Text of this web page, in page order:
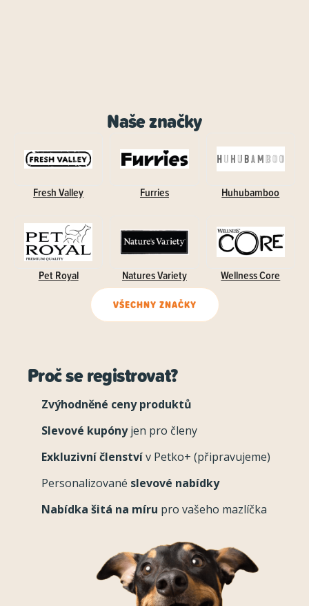
Naše značky
Fresh Valley Furries Huhubamboo
Pet Royal Natures Variety Wellness Core
VŠECHNY ZNAČKY
Proč se registrovat?
Zvýhodněné ceny produktů
Slevové kupónyjen pro členy
Exkluzivní členstvív Petko+ (připravujeme)
Personalizované slevové nabídky
Nabídka šitá na míru pro vašeho mazlíčka